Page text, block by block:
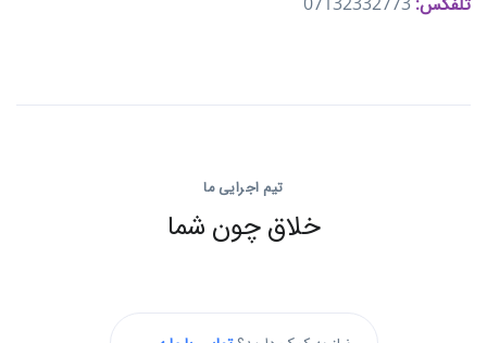
تیم اجرایی ما
خلاق چون شما